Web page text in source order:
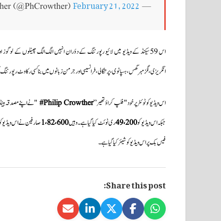
— Philip Crowther (@PhCrowther)
February 21, 2022
اس 59 سیکنڈ کے ویڈیو میں لائیو رپورٹنگ کے دؤران انہیں الگ الگ چینلوں
انگریزی،لگزمبرگس،ہسپانوی،پرتگالی،فرانسیسی اور جرمن زبانوں میں بنا کسی رکاوٹ
اس ویڈیو کو ٹوئٹر پر خود "فلپ کراؤتھیر”Philip Crowther# "نے اپنے مصدقہ
جبکہ اس ویڈیو کو49،200ری ٹوئٹ کیا گیا ہے۔وہیں1،82،600صارفین نے اس ویڈیو
فیس بک پر اس ویڈیو کو شیئر کیا گیا ہے۔
Share this post: